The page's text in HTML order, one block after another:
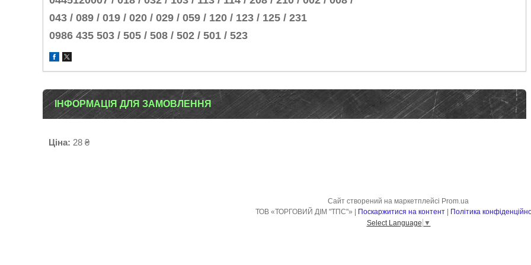
043 / 089 / 019 / 020 / 029 / 059 / 120 / 123 / 125 / 231
0986 435 503 / 505 / 508 / 502 / 501 / 523
ІНФОРМАЦІЯ ДЛЯ ЗАМОВЛЕННЯ
Ціна: 28 ₴
Сайт створений на маркетплейсі Prom.ua
Поскаржитися на контент
Політика
Select Language ▼